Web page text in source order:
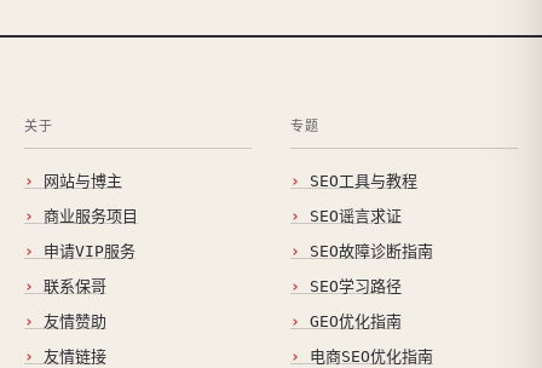
关于
网站与博主
商业服务项目
申请VIP服务
联系保哥
友情赞助
友情链接
专题
SEO工具与教程
SEO谣言求证
SEO故障诊断指南
SEO学习路径
GEO优化指南
电商SEO优化指南